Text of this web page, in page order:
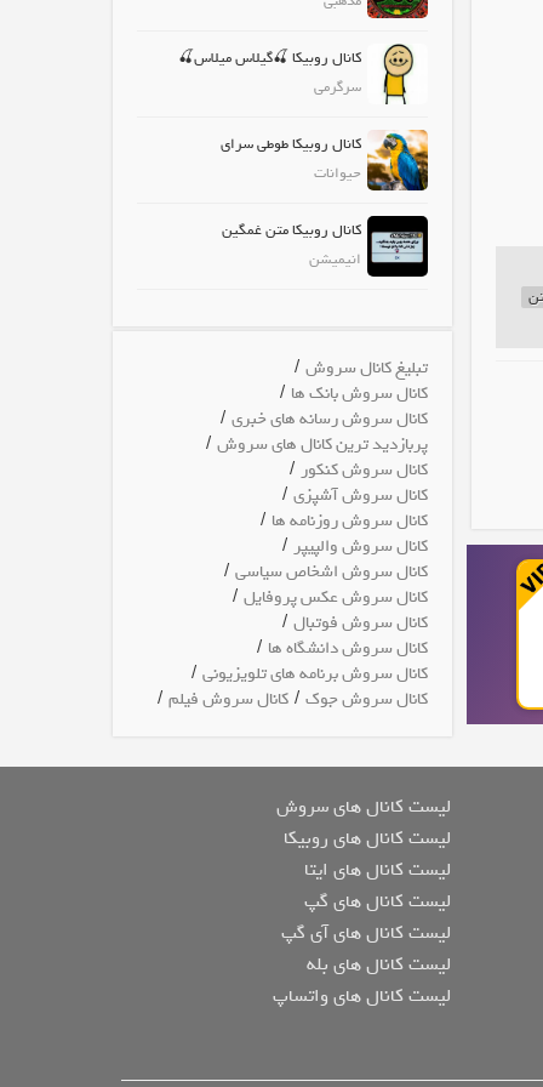
کانال روبیکا 🍒گیلاس میلاس🍒
سرگرمی
کانال روبیکا طوطی سرای
حیوانات
کانال روبیکا متن غمگین
انیمیشن
تبلیغ کانال سروش/
کانال سروش بانک ها /
کانال سروش رسانه های خبری/
پربازدید ترین کانال های سروش/
کانال سروش کنکور/
کانال سروش آشپزی/
کانال سروش روزنامه ها /
کانال سروش والپیپر/
کانال سروش اشخاص سیاسی/
کانال سروش عکس پروفایل/
کانال سروش فوتبال/
کانال سروش دانشگاه ها /
کانال سروش برنامه های تلویزیونی/
کانال سروش جوک/ کانال سروش فیلم/
لیست کانال های سروش
لیست کانال های روبیکا
لیست کانال های ایتا
لیست کانال های گپ
لیست کانال های آی گپ
لیست کانال های بله
لیست کانال های واتساپ